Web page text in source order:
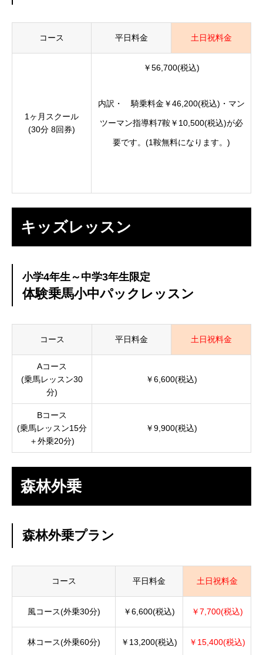
コース 平日料金 土日祝料金
1ヶ月スクール
(30分 8回券)
￥56,700(税込)
内訳・ 騎乗料金￥46,200(税込)・マン
ツーマン指導料7鞍￥10,500(税込)が必
要です。(1鞍無料になります。)
キッズレッスン
小学4年生～中学3年生限定
体験乗馬小中パックレッスン
コース 平日料金 土日祝料金
Aコース
(乗馬レッスン30
分)
￥6,600(税込)
Bコース
(乗馬レッスン15分
＋外乗20分)
￥9,900(税込)
森林外乗
森林外乗プラン
コース 平日料金 土日祝料金
風コース(外乗30分) ￥6,600(税込) ￥7,700(税込)
林コース(外乗60分) ￥13,200(税込) ￥15,400(税込)